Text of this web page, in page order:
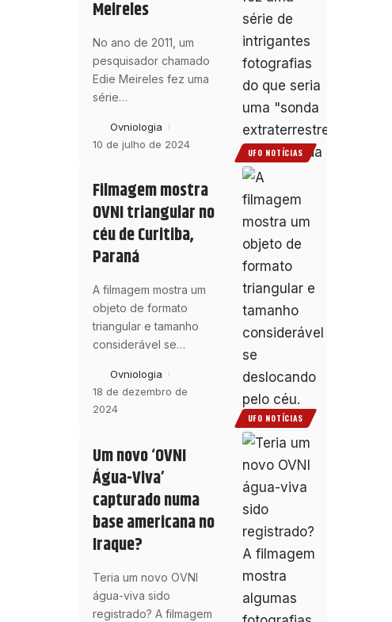
UFO NOTÍCIAS
Meireles
No ano de 2011, um
pesquisador chamado
Edie Meireles fez uma
série…
Ovniologia
10 de julho de 2024
UFO NOTÍCIAS
Filmagem mostra
OVNI triangular no
céu de Curitiba,
Paraná
A filmagem mostra um
objeto de formato
triangular e tamanho
considerável se…
Ovniologia
18 de dezembro de
2024
Um novo ‘OVNI
Água-Viva’
capturado numa
base americana no
Iraque?
Teria um novo OVNI
água-viva sido
registrado? A filmagem